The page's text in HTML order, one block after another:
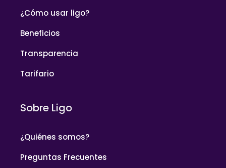
¿Cómo usar ligo?
Beneficios
Transparencia
Tarifario
Sobre Ligo
¿Quiénes somos?
Preguntas Frecuentes